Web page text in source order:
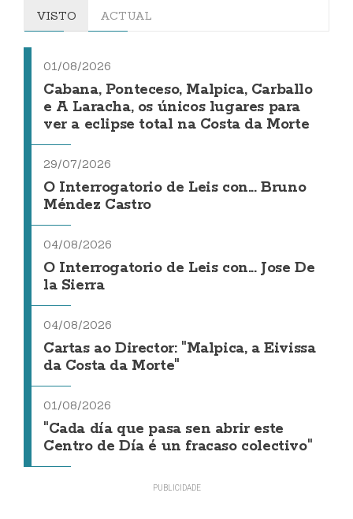
VISTO ACTUAL
01/08/2026
Cabana, Ponteceso, Malpica, Carballo
e A Laracha, os únicos lugares para
ver a eclipse total na Costa da Morte
29/07/2026
O Interrogatorio de Leis con... Bruno
Méndez Castro
04/08/2026
O Interrogatorio de Leis con... Jose De
la Sierra
04/08/2026
Cartas ao Director: "Malpica, a Eivissa
da Costa da Morte"
01/08/2026
"Cada día que pasa sen abrir este
Centro de Día é un fracaso colectivo"